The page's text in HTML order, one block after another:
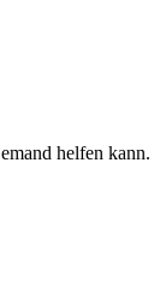
helfen kann.